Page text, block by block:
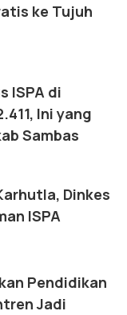
ke Tujuh
ISPA di
Ini yang
Sambas
Dinkes
ISPA
Pendidikan
Jadi